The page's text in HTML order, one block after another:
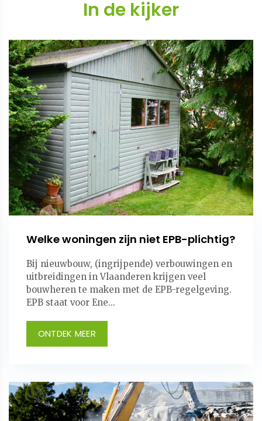
In de kijker
Welke woningen zijn niet EPB-plichtig?
Bij nieuwbouw, (ingrijpende) verbouwingen en
uitbreidingen in Vlaanderen krijgen veel
bouwheren te maken met de EPB-regelgeving.
EPB staat voor Ene...
ONTDEK MEER